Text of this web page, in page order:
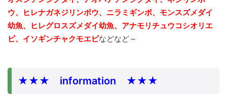
ウ、ヒレナガネジリンボウ、ニラミギンポ、モンスズメダイ
幼魚、ヒレグロスズメダイ幼魚、アナモリチュウコシオリエ
ビ、イソギンチャクモエビなどなど～
★★★ information ★★★